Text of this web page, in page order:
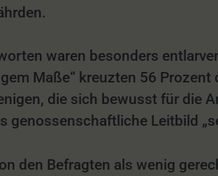
waren besonders
Maße“ kreuzten 56 Prozent
die sich bewusst für die
Leitbild
den Befragten als wenig